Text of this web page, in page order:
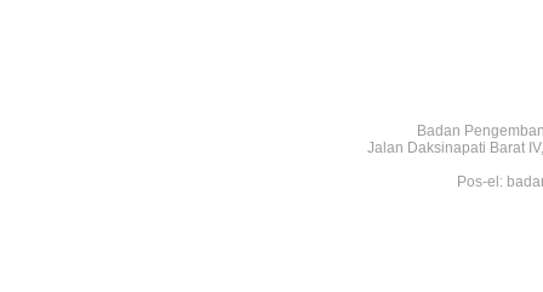
Badan
Jalan Daksinapati Barat
Pos-el: